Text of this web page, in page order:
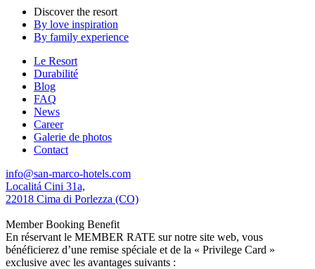
Discover the resort
By love inspiration
By family experience
Le Resort
Durabilité
Blog
FAQ
News
Career
Galerie de photos
Contact
info@san-marco-hotels.com
Localitá Cini 31a,
22018 Cima di Porlezza (CO)
Member Booking Benefit
En réservant le MEMBER RATE sur notre site web, vous
bénéficierez d’une remise spéciale et de la « Privilege Card »
exclusive avec les avantages suivants :